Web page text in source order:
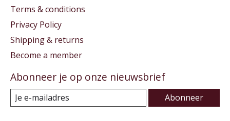
Terms & conditions
Privacy Policy
Shipping & returns
Become a member
Abonneer je op onze nieuwsbrief
Abonneer